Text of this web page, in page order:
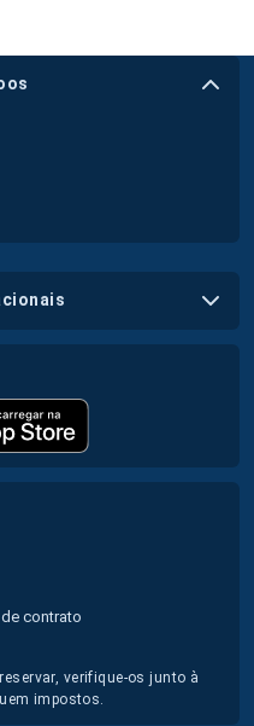
contrato
verifique-os junto à
impostos.